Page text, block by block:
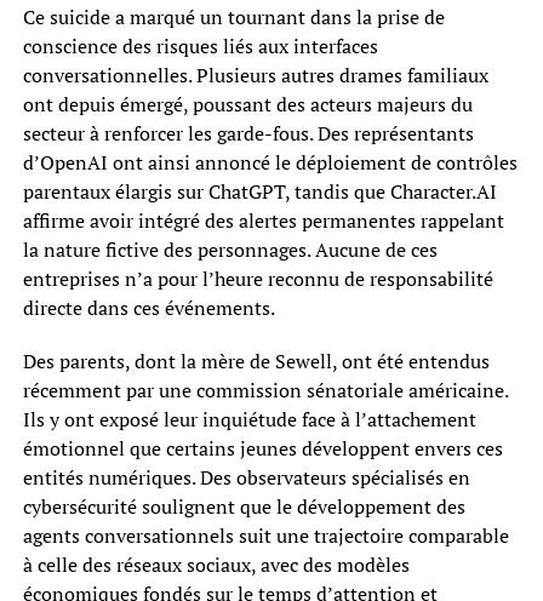
Ce suicide a marqué un tournant dans la prise de
conscience des risques liés aux interfaces
conversationnelles. Plusieurs autres drames familiaux
ont depuis émergé, poussant des acteurs majeurs du
secteur à renforcer les garde-fous. Des représentants
d’OpenAI ont ainsi annoncé le déploiement de contrôles
parentaux élargis sur ChatGPT, tandis que Character.AI
affirme avoir intégré des alertes permanentes rappelant
la nature fictive des personnages. Aucune de ces
entreprises n’a pour l’heure reconnu de responsabilité
directe dans ces événements.
Des parents, dont la mère de Sewell, ont été entendus
récemment par une commission sénatoriale américaine.
Ils y ont exposé leur inquiétude face à l’attachement
émotionnel que certains jeunes développent envers ces
entités numériques. Des observateurs spécialisés en
cybersécurité soulignent que le développement des
agents conversationnels suit une trajectoire comparable
à celle des réseaux sociaux, avec des modèles
économiques fondés sur le temps d’attention et